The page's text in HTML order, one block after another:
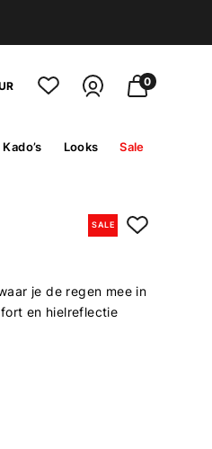
0
Kado’s Looks Sale
SALE
je de regen mee in
en hielreflectie